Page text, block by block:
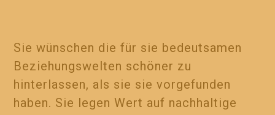
Sie wünschen die für sie bedeutsamen
Beziehungswelten schöner zu
hinterlassen, als sie sie vorgefunden
haben. Sie legen Wert auf nachhaltige